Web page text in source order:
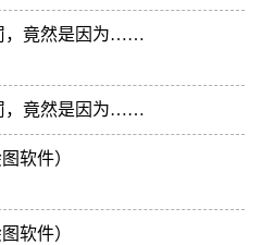
，竟然是因为……
，竟然是因为……
软件）
软件）